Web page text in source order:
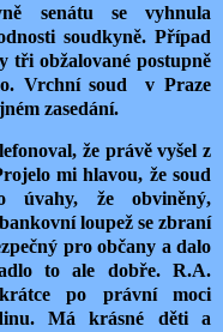
senátu se vyhnula
soudkyně. Případ
tři obžalované postupně
Vrchní soud v Praze
zasedání.
že právě vyšel z
mi hlavou, že soud
úvahy, že obviněný,
loupež se zbraní
pro občany a dalo
to ale dobře. R.A.
po právní moci
Má krásné děti a